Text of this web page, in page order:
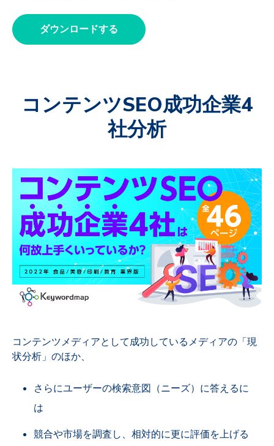
ダウンロードする
コンテンツSEO成功企業4
社分析
コンテンツメディアとして成功しているメディアの「現
状分析」のほか、
さらにユーザーの検索意図（ニーズ）に答えるに
は
競合や市場を調査し、相対的に更に評価を上げる